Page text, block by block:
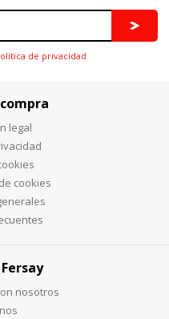
de privacidad
legal
cookies
nosotros